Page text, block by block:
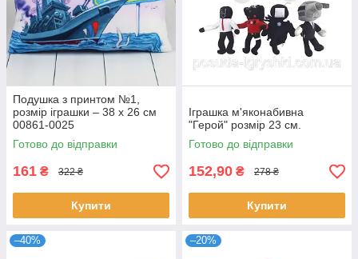
Подушка з принтом №1,
розмір іграшки – 38 х 26 см
00861-0025
Готово до відправки
161 ₴ 322 ₴
Купити
Іграшка м'яконабивна
"Герой" розмір 23 см.
Готово до відправки
152,90 ₴ 278 ₴
Купити
–40% –20%